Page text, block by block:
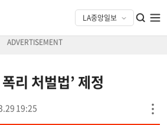
리 처벌법’ 제정
19:25